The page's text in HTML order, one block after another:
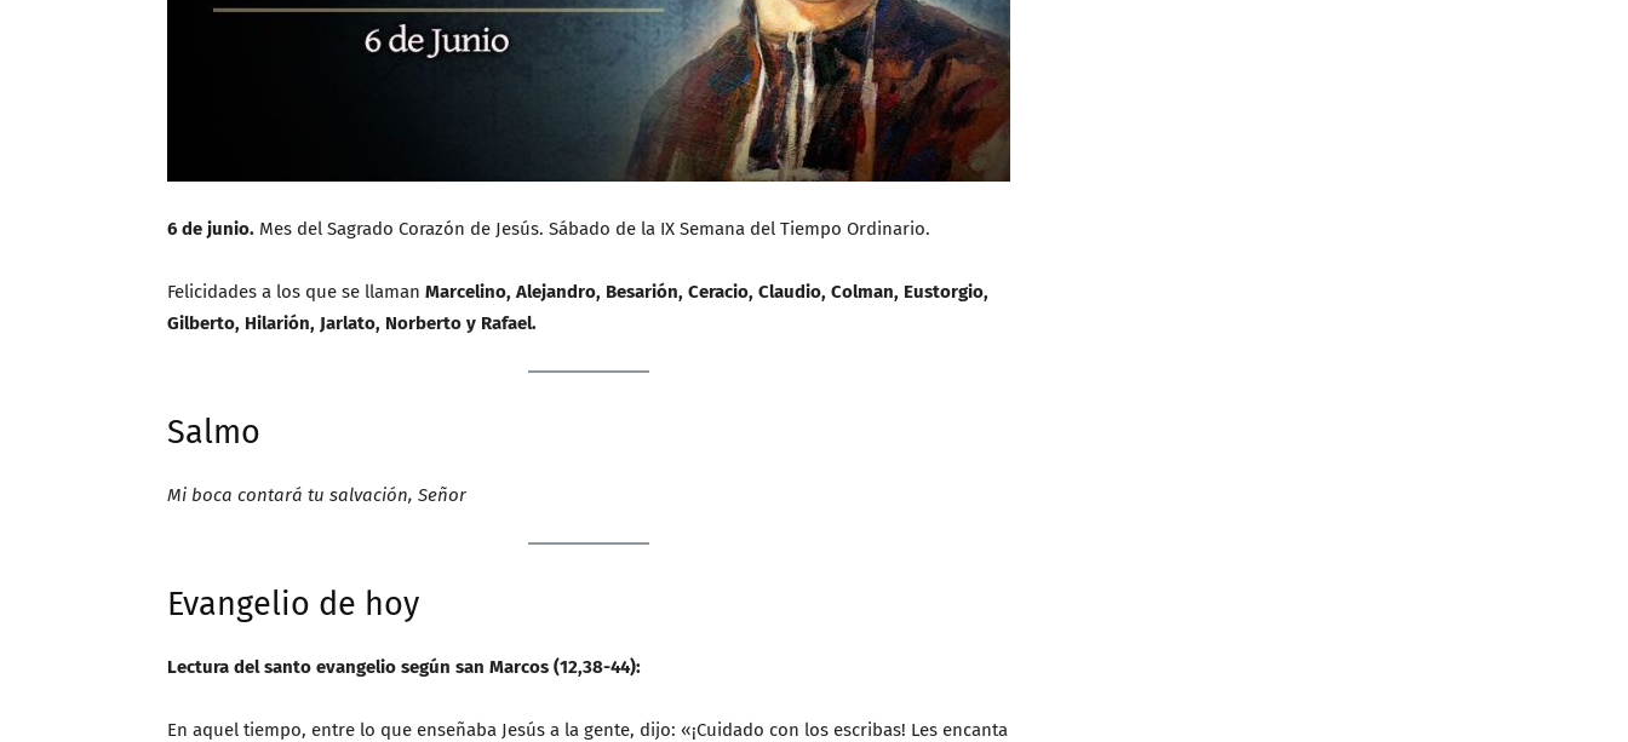
6 de junio. Mes del Sagrado Corazón de Jesús. Sábado de la IX Semana del Tiempo Ordinario.
Felicidades a los que se llaman Marcelino, Alejandro, Besarión, Ceracio, Claudio, Colman, Eustorgio,
Gilberto, Hilarión, Jarlato, Norberto y Rafael.
Salmo
Mi boca contará tu salvación, Señor
Evangelio de hoy
Lectura del santo evangelio según san Marcos (12,38-44):
En aquel tiempo, entre lo que enseñaba Jesús a la gente, dijo: «¡Cuidado con los escribas! Les encanta